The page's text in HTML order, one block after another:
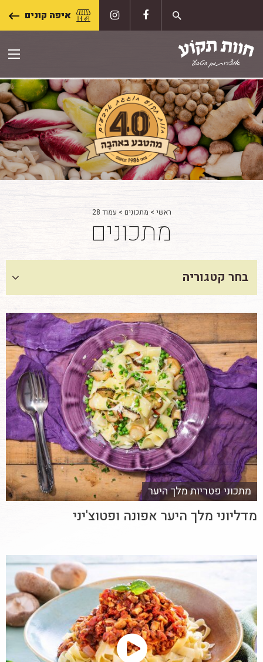
content
איפה קונים
ראשי > מתכונים > עמוד 28
מתכונים
בחר קטגוריה
מתכוני פטריות מלך היער
מדליוני מלך היער אפונה ופטוצ'יני